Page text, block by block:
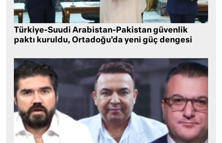
Türkiye-Suudi Arabistan-Pakistan güvenlik
paktı kuruldu, Ortadoğu’da yeni güç dengesi